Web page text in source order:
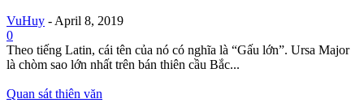
VuHuy - April 8, 2019
0
Theo tiếng Latin, cái tên của nó có nghĩa là “Gấu lớn”. Ursa Major
là chòm sao lớn nhất trên bán thiên cầu Bắc...
Quan sát thiên văn